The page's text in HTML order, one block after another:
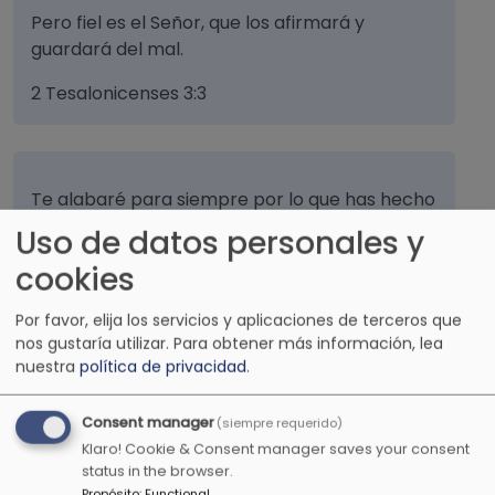
Pero fiel es el Señor, que los afirmará y
guardará del mal.
2 Tesalonicenses 3:3
Te alabaré para siempre por lo que has hecho
y esperaré en tu nombre. Porque es bueno,
delante de tus santos.
Salmos 52:9
Hijo mío, no menosprecies la disciplina del
Señor. Ni te canses de su corrección.
Proverbios 3:11
Uso de datos personales y
cookies
Por favor, elija los servicios y aplicaciones de terceros que
nos gustaría utilizar. Para obtener más información, lea
nuestra política de privacidad.
Consent manager(siempre requerido)
Klaro! Cookie & Consent manager saves your consent
status in the browser.